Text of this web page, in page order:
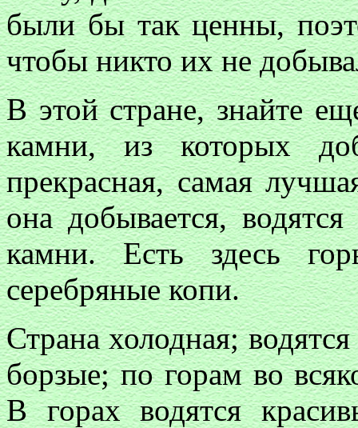
были бы так ценны,
чтобы никто их не
В этой стране, знайте
камни, из которых
прекрасная, самая
она добывается,
камни. Есть здесь
серебряные копи.
Страна холодная;
борзые; по горам во
В горах водятся